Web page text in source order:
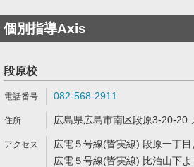
個別指導Axis
段原校
082-568-2911
広島県広島市南区段原3-20-20
広電５号線(皆実線) 段原一丁
広電５号線(皆実線) 比治山下